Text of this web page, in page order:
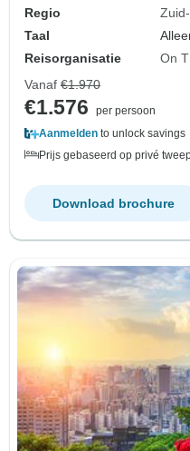
Regio
Taal
Reisorganisatie
On
Vanaf €1.970
€1.576
per persoon
Aanmelden to unlock savings
Prijs gebaseerd op privé
Download brochure